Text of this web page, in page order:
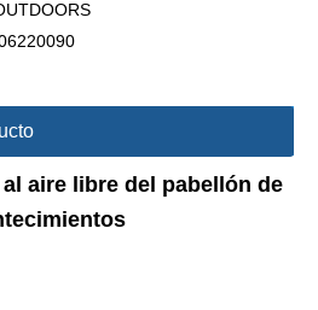
aire libre del pabellón de